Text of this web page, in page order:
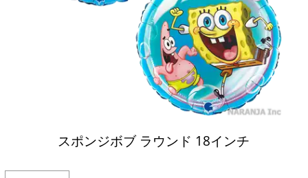
スポンジボブ ラウンド 18インチ